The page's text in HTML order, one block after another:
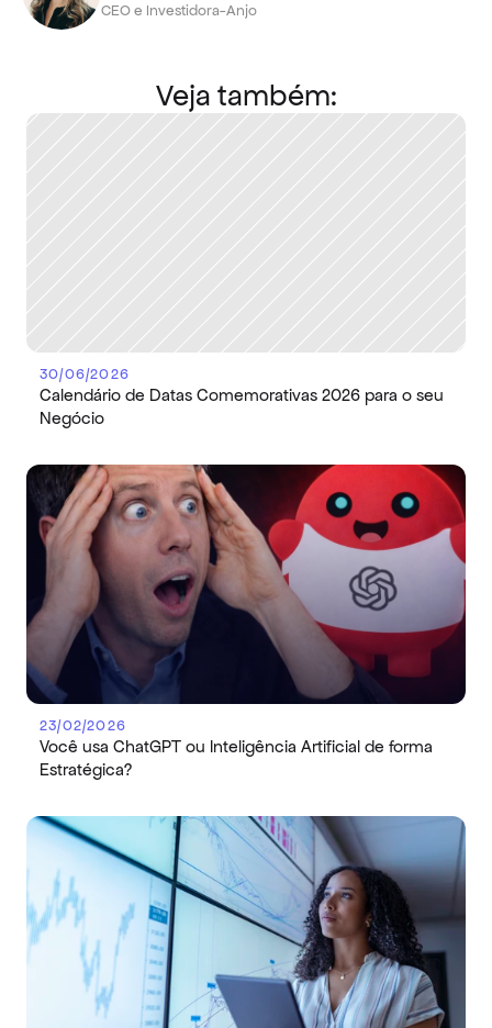
CEO e Investidora-Anjo
Veja também:
30/06/2026
Calendário de Datas Comemorativas 2026 para o seu
Negócio
23/02/2026
Você usa ChatGPT ou Inteligência Artificial de forma
Estratégica?